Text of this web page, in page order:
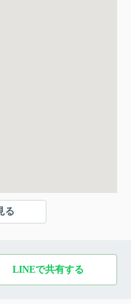
る
LINEで共有する